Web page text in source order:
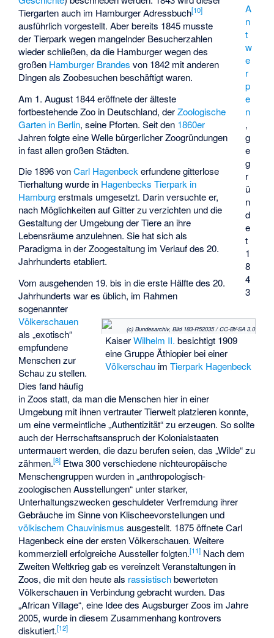
A
n
t
w
e
r
p
e
n
,
g
e
g
r
ü
n
d
e
t
1
8
4
3
Tiergarten auch im Hamburger Adressbuch[10]
ausführlich vorgestellt. Aber bereits 1845 musste
der Tierpark wegen mangelnder Besucherzahlen
wieder schließen, da die Hamburger wegen des
großen Hamburger Brandes von 1842 mit anderen
Dingen als Zoobesuchen beschäftigt waren.
Am 1. August 1844 eröffnete der älteste
fortbestehende Zoo in Deutschland, derZoologische
Garten in Berlin, seine Pforten. Seit den 1860er
Jahren folgte eine Welle bürgerlicher Zoogründungen
in fast allen großen Städten.
Die 1896 vonCarl Hagenbeckerfundene gitterlose
Tierhaltung wurde in Hagenbecks Tierpark in
Hamburgerstmals umgesetzt. Darin versuchte er,
nach Möglichkeiten auf Gitter zu verzichten und die
Gestaltung der Umgebung der Tiere an ihre
Lebensräume anzulehnen. Sie hat sich als
Paradigma in der Zoogestaltung im Verlauf des 20.
Jahrhunderts etabliert.
(c) Bundesarchiv, Bild 183-R52035 / CC-BY-SA 3.0
KaiserWilhelm II. besichtigt 1909
eine Gruppe Äthiopier bei einer
Völkerschauim Tierpark Hagenbeck
Vom ausgehenden 19. bis in die erste Hälfte des 20.
Jahrhunderts war es üblich, im Rahmen
sogenannter
Völkerschauen
als „exotisch“
empfundene
Menschen zur
Schau zu stellen.
Dies fand häufig
in Zoos statt, da man die Menschen hier in einer
Umgebung mit ihnen vertrauter Tierwelt platzieren konnte,
um eine vermeintliche „Authentizität“ zu erzeugen. So sollte
auch der Herrschaftsanspruch der Kolonialstaaten
untermauert werden, die dazu berufen seien, das „Wilde“ zu
zähmen.[8] Etwa 300 verschiedene nichteuropäische
Menschengruppen wurden in „anthropologisch-
zoologischen Ausstellungen“ unter starker,
Unterhaltungszwecken geschuldeter Verfremdung ihrer
Gebräuche im Sinne von Klischeevorstellungen und
völkischem Chauvinismus ausgestellt. 1875 öffnete Carl
Hagenbeck eine der ersten Völkerschauen. Weitere
kommerziell erfolgreiche Aussteller folgten.[11] Nach dem
Zweiten Weltkrieg gab es vereinzelt Veranstaltungen in
Zoos, die mit den heute als rassistischbewerteten
Völkerschauen in Verbindung gebracht wurden. Das
„African Village“, eine Idee desAugsburger Zoos im Jahre
2005, wurde in diesem Zusammenhang kontrovers
diskutiert.[12]